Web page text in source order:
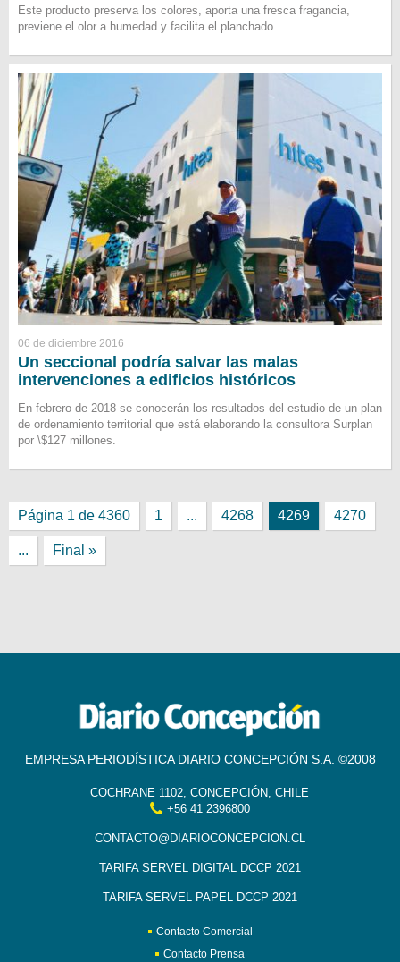
Este producto preserva los colores, aporta una fresca fragancia,
previene el olor a humedad y facilita el planchado.
06 de diciembre 2016
Un seccional podría salvar las malas
intervenciones a edificios históricos
En febrero de 2018 se conocerán los resultados del estudio de un plan
de ordenamiento territorial que está elaborando la consultora Surplan
por \$127 millones.
Página 1 de 4360 1 ... 4268 4269 4270
... Final »
EMPRESA PERIODÍSTICA DIARIO CONCEPCIÓN S.A. ©2008
COCHRANE 1102, CONCEPCIÓN, CHILE
+56 41 2396800
CONTACTO@DIARIOCONCEPCION.CL
TARIFA SERVEL DIGITAL DCCP 2021
TARIFA SERVEL PAPEL DCCP 2021
Contacto Comercial
Contacto Prensa